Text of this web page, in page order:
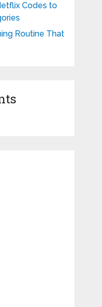
Codes to
Routine That